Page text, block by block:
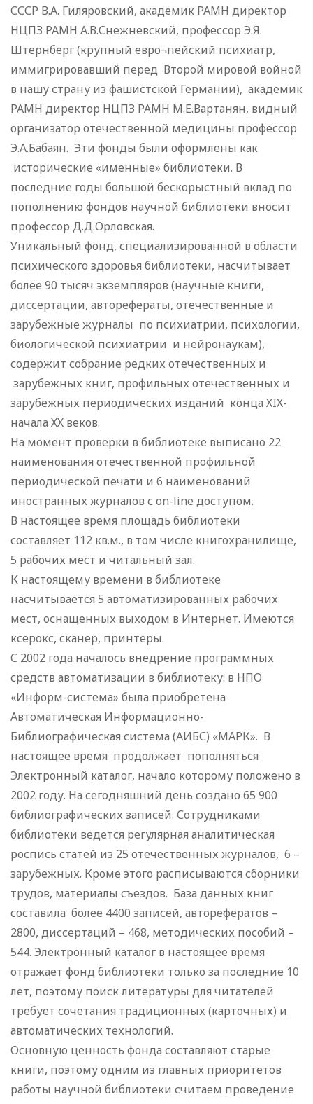
СССР В.А. Гиляровский, академик РАМН директор
НЦПЗ РАМН А.В.Снежневский, профессор Э.Я.
Штернберг (крупный евро¬пейский психиатр,
иммигрировавший перед Второй мировой войной
в нашу страну из фашистской Германии), академик
РАМН директор НЦПЗ РАМН М.Е.Вартанян, видный
организатор отечественной медицины профессор
Э.А.Бабаян. Эти фонды были оформлены как
исторические «именные» библиотеки. В
последние годы большой бескорыстный вклад по
пополнению фондов научной библиотеки вносит
профессор Д.Д.Орловская.
Уникальный фонд, специализированной в области
психического здоровья библиотеки, насчитывает
более 90 тысяч экземпляров (научные книги,
диссертации, авторефераты, отечественные и
зарубежные журналы по психиатрии, психологии,
биологической психиатрии и нейронаукам),
содержит собрание редких отечественных и
зарубежных книг, профильных отечественных и
зарубежных периодических изданий конца ХIХ-
начала ХХ веков.
На момент проверки в библиотеке выписано 22
наименования отечественной профильной
периодической печати и 6 наименований
иностранных журналов с on-line доступом.
В настоящее время площадь библиотеки
составляет 112 кв.м., в том числе книгохранилище,
5 рабочих мест и читальный зал.
К настоящему времени в библиотеке
насчитывается 5 автоматизированных рабочих
мест, оснащенных выходом в Интернет. Имеются
ксерокс, сканер, принтеры.
С 2002 года началось внедрение программных
средств автоматизации в библиотеку: в НПО
«Информ-система» была приобретена
Автоматическая Информационно-
Библиографическая система (АИБС) «МАРК». В
настоящее время продолжает пополняться
Электронный каталог, начало которому положено в
2002 году. На сегодняшний день создано 65 900
библиографических записей. Сотрудниками
библиотеки ведется регулярная аналитическая
роспись статей из 25 отечественных журналов, 6 –
зарубежных. Кроме этого расписываются сборники
трудов, материалы съездов. База данных книг
составила более 4400 записей, авторефератов –
2800, диссертаций – 468, методических пособий –
544. Электронный каталог в настоящее время
отражает фонд библиотеки только за последние 10
лет, поэтому поиск литературы для читателей
требует сочетания традиционных (карточных) и
автоматических технологий.
Основную ценность фонда составляют старые
книги, поэтому одним из главных приоритетов
работы научной библиотеки считаем проведение